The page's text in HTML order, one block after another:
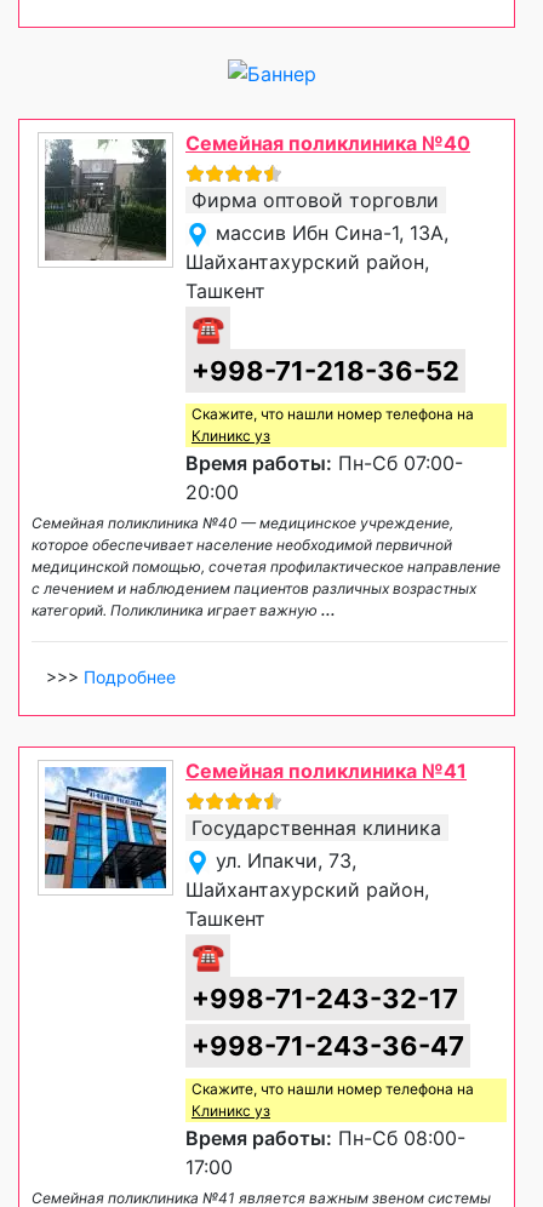
Семейная поликлиника №40
Фирма оптовой торговли
массив Ибн Сина-1, 13А,
Шайхантахурский район,
Ташкент
☎
+998-71-218-36-52
Скажите, что нашли номер телефона на
Клиникс уз
Время работы: Пн-Сб 07:00-
20:00
Семейная поликлиника №40 — медицинское учреждение,
которое обеспечивает население необходимой первичной
медицинской помощью, сочетая профилактическое направление
с лечением и наблюдением пациентов различных возрастных
категорий. Поликлиника играет важную ...
>>> Подробнее
Семейная поликлиника №41
Государственная клиника
ул. Ипакчи, 73,
Шайхантахурский район,
Ташкент
☎
+998-71-243-32-17
+998-71-243-36-47
Скажите, что нашли номер телефона на
Клиникс уз
Время работы: Пн-Сб 08:00-
17:00
Семейная поликлиника №41 является важным звеном системы